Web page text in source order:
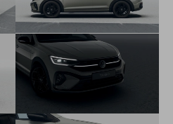
krajných sedadlách
náradie a zdvihák
Travel Assist - Travel Assist -
pruhu a asistent jazdy v
tempomat ACC (do 210 km/h)